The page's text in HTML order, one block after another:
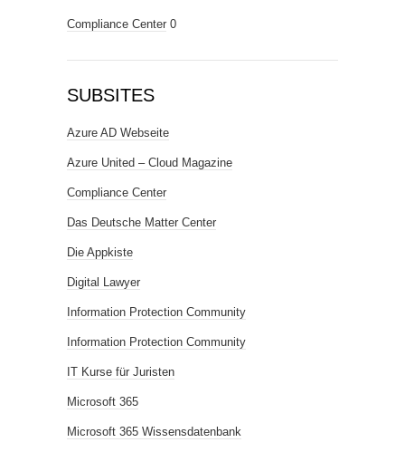
Compliance Center 0
SUBSITES
Azure AD Webseite
Azure United – Cloud Magazine
Compliance Center
Das Deutsche Matter Center
Die Appkiste
Digital Lawyer
Information Protection Community
Information Protection Community
IT Kurse für Juristen
Microsoft 365
Microsoft 365 Wissensdatenbank